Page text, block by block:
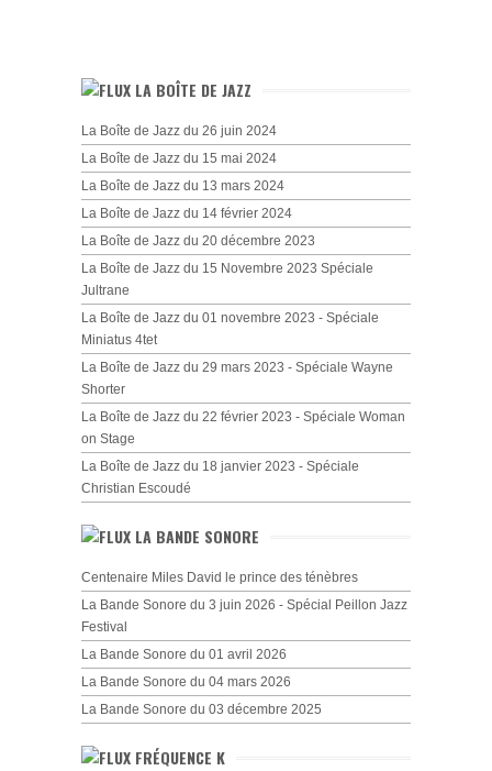
LA BOÎTE DE JAZZ
La Boîte de Jazz du 26 juin 2024
La Boîte de Jazz du 15 mai 2024
La Boîte de Jazz du 13 mars 2024
La Boîte de Jazz du 14 février 2024
La Boîte de Jazz du 20 décembre 2023
La Boîte de Jazz du 15 Novembre 2023 Spéciale
Jultrane
La Boîte de Jazz du 01 novembre 2023 - Spéciale
Miniatus 4tet
La Boîte de Jazz du 29 mars 2023 - Spéciale Wayne
Shorter
La Boîte de Jazz du 22 février 2023 - Spéciale Woman
on Stage
La Boîte de Jazz du 18 janvier 2023 - Spéciale
Christian Escoudé
LA BANDE SONORE
Centenaire Miles David le prince des ténèbres
La Bande Sonore du 3 juin 2026 - Spécial Peillon Jazz
Festival
La Bande Sonore du 01 avril 2026
La Bande Sonore du 04 mars 2026
La Bande Sonore du 03 décembre 2025
FRÉQUENCE K